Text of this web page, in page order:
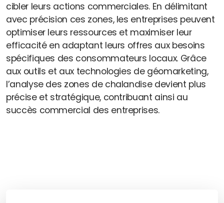
cibler leurs actions commerciales. En délimitant
avec précision ces zones, les entreprises peuvent
optimiser leurs ressources et maximiser leur
efficacité en adaptant leurs offres aux besoins
spécifiques des consommateurs locaux. Grâce
aux outils et aux technologies de géomarketing,
l’analyse des zones de chalandise devient plus
précise et stratégique, contribuant ainsi au
succès commercial des entreprises.